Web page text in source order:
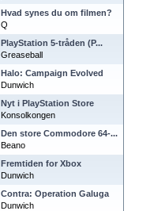
Hvad synes du om filmen?
Q
PlayStation 5-tråden (P...
Greaseball
Halo: Campaign Evolved
Dunwich
Nyt i PlayStation Store
Konsolkongen
Den store Commodore 64-...
Beano
Fremtiden for Xbox
Dunwich
Contra: Operation Galuga
Dunwich